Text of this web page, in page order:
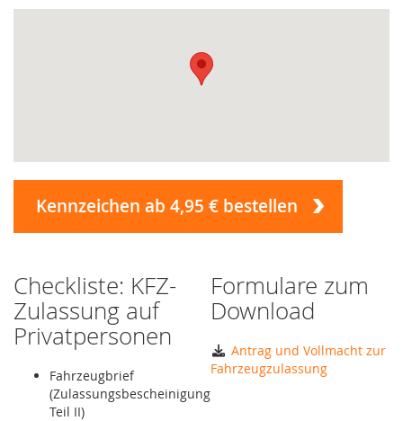
Kennzeichen ab 4,95 € bestellen
Checkliste: KFZ-
Zulassung auf
Privatpersonen
Fahrzeugbrief
(Zulassungsbescheinigung
Teil II)
Formulare zum
Download
Antrag und Vollmacht zur
Fahrzeugzulassung